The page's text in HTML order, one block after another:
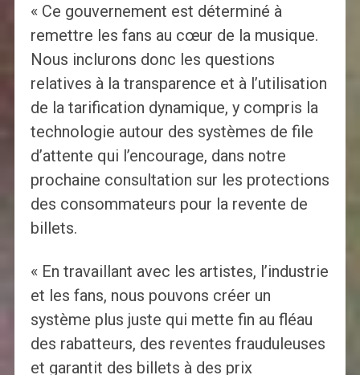
« Ce gouvernement est déterminé à
remettre les fans au cœur de la musique.
Nous inclurons donc les questions
relatives à la transparence et à l’utilisation
de la tarification dynamique, y compris la
technologie autour des systèmes de file
d’attente qui l’encourage, dans notre
prochaine consultation sur les protections
des consommateurs pour la revente de
billets.
« En travaillant avec les artistes, l’industrie
et les fans, nous pouvons créer un
système plus juste qui mette fin au fléau
des rabatteurs, des reventes frauduleuses
et garantit des billets à des prix